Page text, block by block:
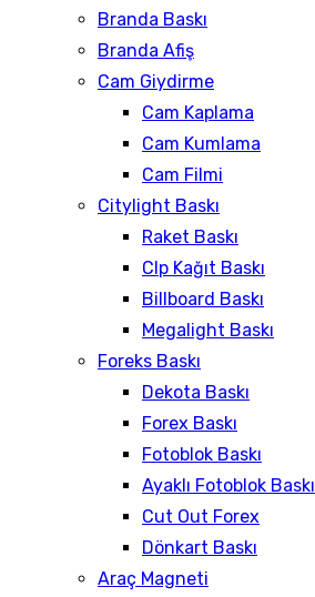
Branda Baskı
Branda Afiş
Cam Giydirme
Cam Kaplama
Cam Kumlama
Cam Filmi
Citylight Baskı
Raket Baskı
Clp Kağıt Baskı
Billboard Baskı
Megalight Baskı
Foreks Baskı
Dekota Baskı
Forex Baskı
Fotoblok Baskı
Ayaklı Fotoblok Baskı
Cut Out Forex
Dönkart Baskı
Araç Magneti